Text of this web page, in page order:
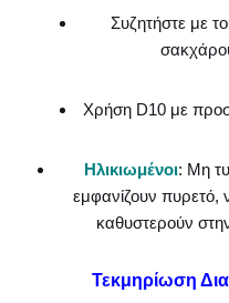
Συζητήστε με
Χρήση D10 με
Ηλικιωμένοι: Μη
εμφανίζουν
καθυστερούν
Τεκμηρίωση